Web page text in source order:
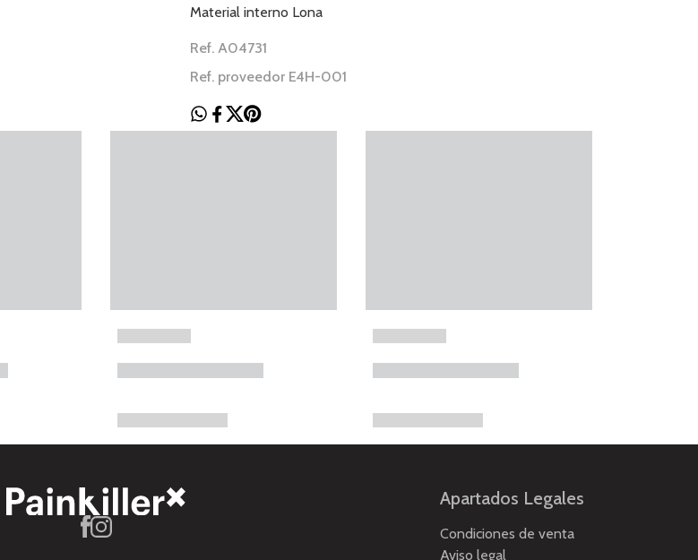
Material interno Lona
Ref. A04731
Ref. proveedor E4H-001
Apartados Legales
Condiciones de venta
Aviso legal